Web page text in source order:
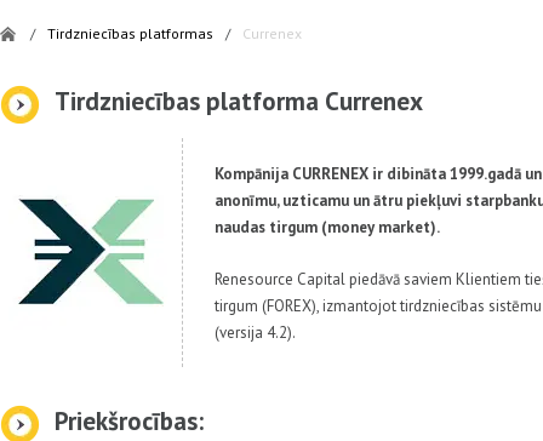
/ Tirdzniecības platformas / Currenex
Tirdzniecības platforma Currenex
Kompānija CURRENEX ir dibināta 1999.gadā
anonīmu, uzticamu un ātru piekļuvi
naudas tirgum (money market).
Renesource Capital piedāvā saviem Klientiem
tirgum (FOREX), izmantojot tirdzniecības
(versija 4.2).
Priekšrocības: